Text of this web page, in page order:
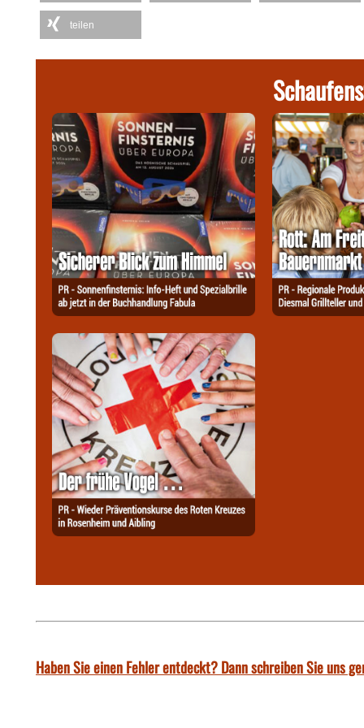
teilen
Haben Sie einen Fehler entdeckt? Dann schreiben Sie uns